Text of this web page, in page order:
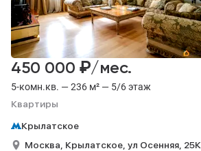
5-комн.кв. — 236 м² — 5/6 этаж
Квартиры
450 000 ₽/мес.
Крылатское
Москва, Крылатское, ул Осенняя,